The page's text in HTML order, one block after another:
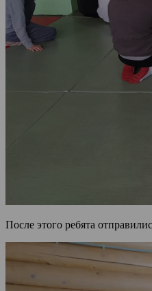
После этого ребята